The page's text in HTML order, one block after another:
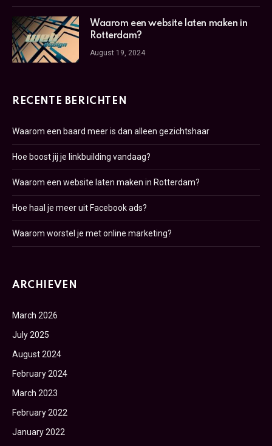
Waarom een website laten maken in
Rotterdam?
August 19, 2024
RECENTE BERICHTEN
Waarom een baard meer is dan alleen gezichtshaar
Hoe boost jij je linkbuilding vandaag?
Waarom een website laten maken in Rotterdam?
Hoe haal je meer uit Facebook ads?
Waarom worstel je met online marketing?
ARCHIEVEN
March 2026
July 2025
August 2024
February 2024
March 2023
February 2022
January 2022